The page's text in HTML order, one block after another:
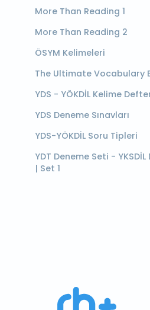
More Than Reading 1
More Than Reading 2
ÖSYM Kelimeleri
The Ultimate Vocabulary
YDS - YÖKDİL Kelime
YDS Deneme Sınavları
YDS-YÖKDİL Soru Tipleri
YDT Deneme Seti -
| Set 1